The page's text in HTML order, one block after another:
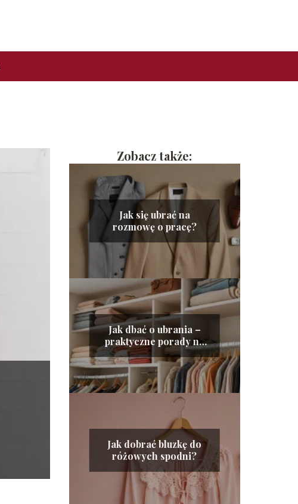
Zobacz także:
Jak się ubrać na
rozmowę o pracę?
Jak dbać o ubrania –
praktyczne porady na
długowieczność
garderoby
Jak dobrać bluzkę do
różowych spodni?